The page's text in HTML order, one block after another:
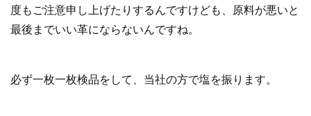
度もご注意申し上げたりするんですけども、原料が悪いと
最後までいい革にならないんですね。
必ず一枚一枚検品をして、当社の方で塩を振ります。